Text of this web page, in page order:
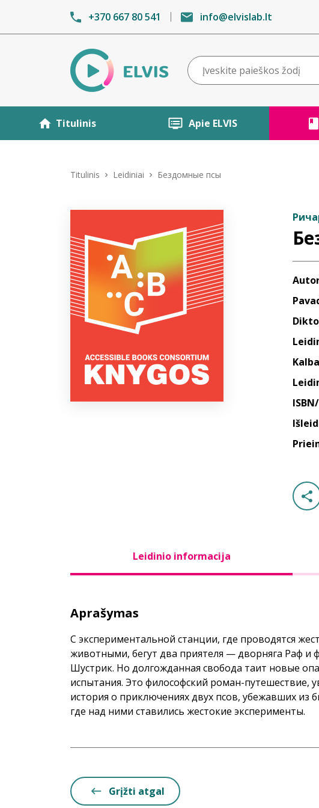
+370 667 80 541 info@elvislab.lt
Titulinis Apie ELVIS
Titulinis Leidiniai Бездомные псы
Leidinio informacija
Aprašymas
С экспериментальной станции, где проводятся
животными, бегут два приятеля — дворняга Раф и
Шустрик. Но долгожданная свобода таит новые
испытания. Это философский роман-путешествие,
история о приключениях двух псов, убежавших из
где над ними ставились жестокие эксперименты.
Grįžti atgal